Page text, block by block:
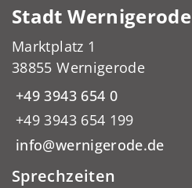
Stadt Wernigerode
Marktplatz 1
38855 Wernigerode
+49 3943 654 0
+49 3943 654 199
info@wernigerode.de
Sprechzeiten